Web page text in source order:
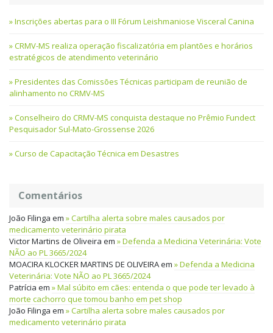
Inscrições abertas para o III Fórum Leishmaniose Visceral Canina
CRMV-MS realiza operação fiscalizatória em plantões e horários
estratégicos de atendimento veterinário
Presidentes das Comissões Técnicas participam de reunião de
alinhamento no CRMV-MS
Conselheiro do CRMV-MS conquista destaque no Prêmio Fundect
Pesquisador Sul-Mato-Grossense 2026
Curso de Capacitação Técnica em Desastres
Comentários
João Filinga em
Cartilha alerta sobre males causados por
medicamento veterinário pirata
Victor Martins de Oliveira em
Defenda a Medicina Veterinária: Vote
NÃO ao PL 3665/2024
MOACIRA KLOCKER MARTINS DE OLIVEIRAem
Defenda a Medicina
Veterinária: Vote NÃO ao PL 3665/2024
Patrícia em
Mal súbito em cães: entenda o que pode ter levado à
morte cachorro que tomou banho em pet shop
João Filinga em
Cartilha alerta sobre males causados por
medicamento veterinário pirata